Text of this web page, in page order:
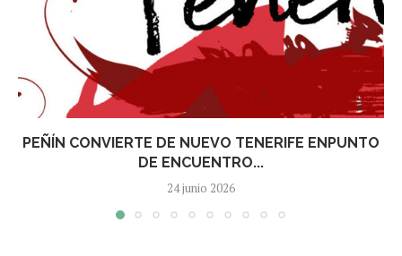
PEÑÍN CONVIERTE DE NUEVO TENERIFE ENPUNTO
DE ENCUENTRO...
24 junio 2026